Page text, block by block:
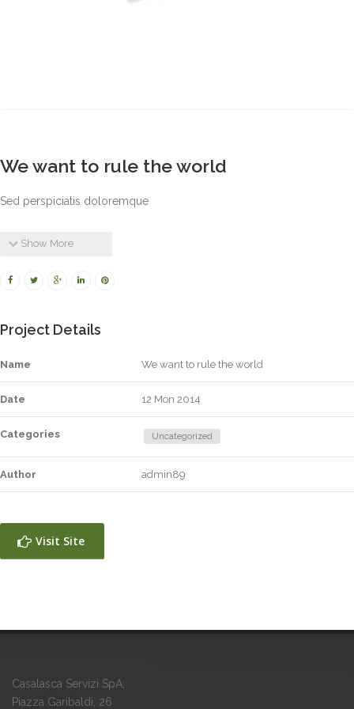
We want to rule the world
Sed perspiciatis doloremque
Show More
Project Details
Name We want to rule the world
Date 12 Mon 2014
Categories Uncategorized
Author admin89
Visit Site
Casalasca Servizi SpA,
Piazza Garibaldi, 26